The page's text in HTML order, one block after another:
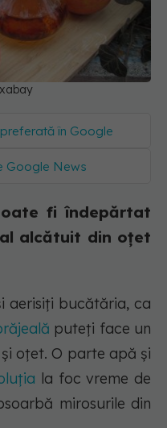
în Google
Google News
fi îndepărtat
alcătuit din oțet
aerisiți bucătăria, ca
puteți face un
oțet. O parte apă și
la foc vreme de
mirosurile din